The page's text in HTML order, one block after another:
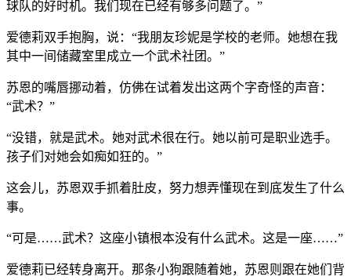
球队的好时机。我们现在已经有够多问题了。”
爱德莉双手抱胸，说：“我朋友珍妮是学校的老师。她想在我
其中一间储藏室里成立一个武术社团。”
苏恩的嘴唇挪动着，仿佛在试着发出这两个字奇怪的声音：
“武术？”
“没错，就是武术。她对武术很在行。她以前可是职业选手。
孩子们对她会如痴如狂的。”
这会儿，苏恩双手抓着肚皮，努力想弄懂现在到底发生了什么
事。
“可是……武术？这座小镇根本没有什么武术。这是一座……”
爱德莉已经转身离开。那条小狗跟随着她，苏恩则跟在她们背